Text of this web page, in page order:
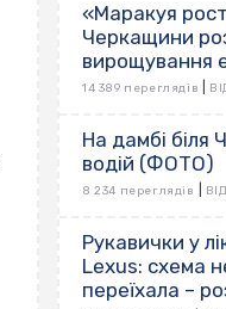
«Маракуя
Черкащини
вирощування
14 389 переглядів
На дамбі біля
водій (ФОТО)
8 234 переглядів
Рукавички у
Lexus: схема
переїхала –